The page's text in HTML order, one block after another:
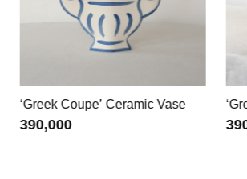
Vase ‘Greek Column’